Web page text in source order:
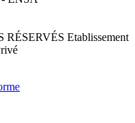
Etablissement